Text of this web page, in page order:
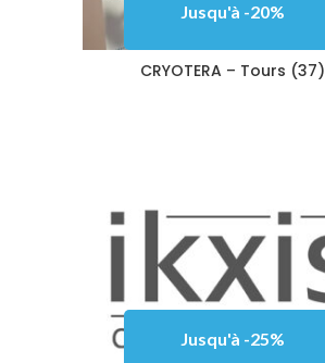
Jusqu'à -20%
CRYOTERA – Tours (37)
Jusqu'à -25%